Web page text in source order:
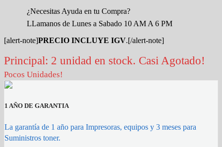
¿Necesitas Ayuda en tu Compra?
LLamanos de Lunes a Sabado 10 AM A 6 PM
[alert-note]PRECIO INCLUYE IGV.[/alert-note]
Principal: 2 unidad en stock. Casi Agotado!
Pocos Unidades!
1 AÑO DE GARANTIA
La garantía de 1 año para Impresoras, equipos y 3 meses para
Suministros toner.